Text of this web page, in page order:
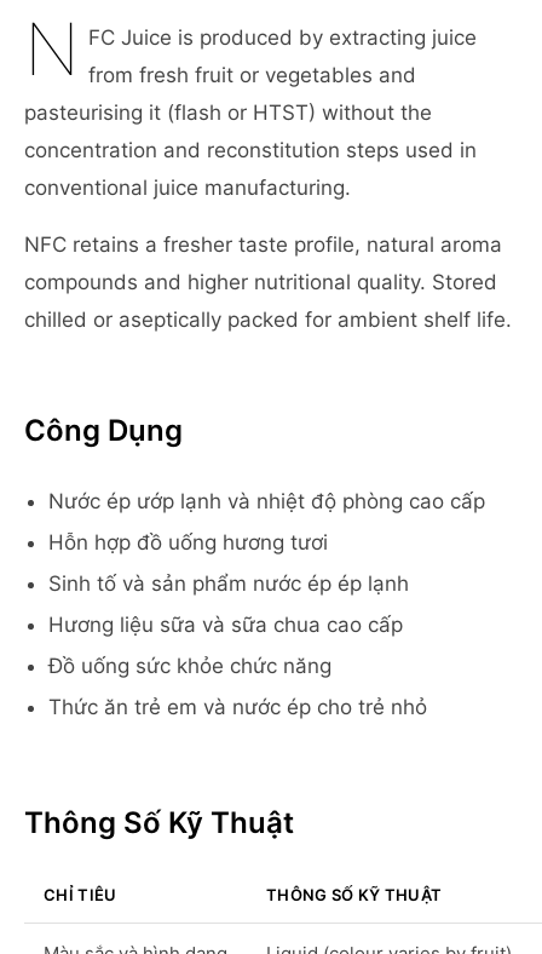
N
FC Juice is produced by extracting juice
from fresh fruit or vegetables and
pasteurising it (flash or HTST) without the
concentration and reconstitution steps used in
conventional juice manufacturing.
NFC retains a fresher taste profile, natural aroma
compounds and higher nutritional quality. Stored
chilled or aseptically packed for ambient shelf life.
Công Dụng
Nước ép ướp lạnh và nhiệt độ phòng cao cấp
Hỗn hợp đồ uống hương tươi
Sinh tố và sản phẩm nước ép ép lạnh
Hương liệu sữa và sữa chua cao cấp
Đồ uống sức khỏe chức năng
Thức ăn trẻ em và nước ép cho trẻ nhỏ
Thông Số Kỹ Thuật
CHỈ TIÊU THÔNG SỐ KỸ THUẬT